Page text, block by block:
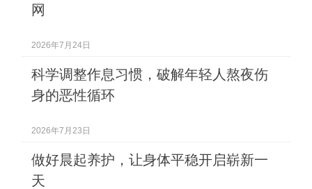
网
2026年7月24日
科学调整作息习惯，破解年轻人熬夜伤
身的恶性循环
2026年7月23日
做好晨起养护，让身体平稳开启崭新一
天